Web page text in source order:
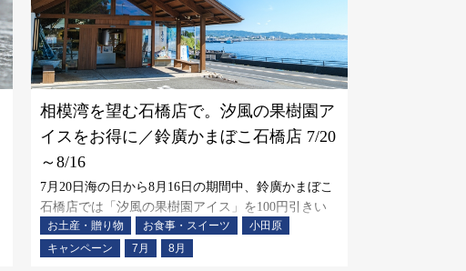
相模湾を望む石橋店で。汐風の果樹園ア
イスをお得に／鈴廣かまぼこ石橋店 7/20
～8/16
7月20日海の日から8月16日の期間中、鈴廣かまぼこ
石橋店では「汐風の果樹園アイス」を100円引きい
たします。伊豆・熱海へのお出かけのご休憩に、海
を臨むイートーンコーナーもございます。オリジナ
お土産・贈り物 お食事・スイーツ
小田原
キャンペーン
7月 8月